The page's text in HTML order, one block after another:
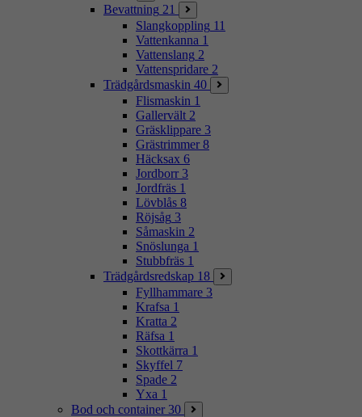
Bevattning 21
Slangkoppling 11
Vattenkanna 1
Vattenslang 2
Vattenspridare 2
Trädgårdsmaskin 40
Flismaskin 1
Gallervält 2
Gräsklippare 3
Grästrimmer 8
Häcksax 6
Jordborr 3
Jordfräs 1
Lövblås 8
Röjsåg 3
Såmaskin 2
Snöslunga 1
Stubbfräs 1
Trädgårdsredskap 18
Fyllhammare 3
Krafsa 1
Kratta 2
Räfsa 1
Skottkärra 1
Skyffel 7
Spade 2
Yxa 1
Bod och container 30